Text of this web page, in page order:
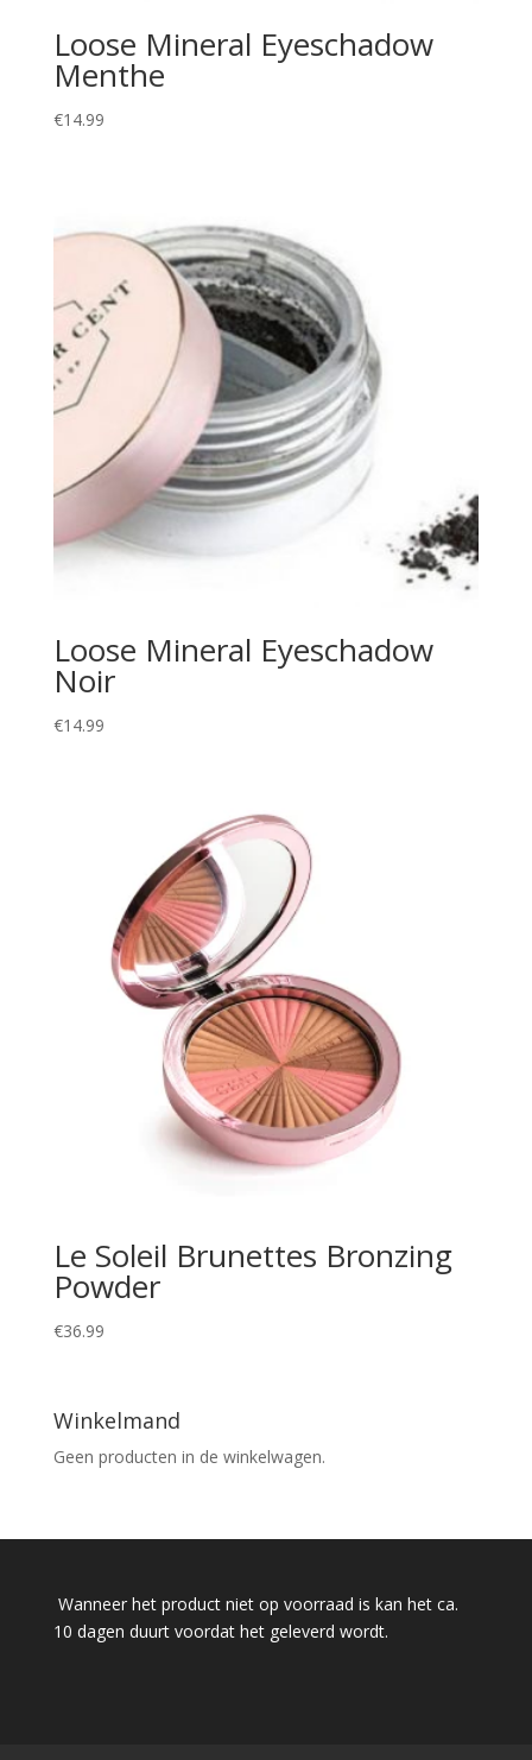
Loose Mineral Eyeschadow
Menthe
€14.99
Loose Mineral Eyeschadow
Noir
€14.99
Le Soleil Brunettes Bronzing
Powder
€36.99
Winkelmand
Geen producten in de winkelwagen.
Wanneer het product niet op voorraad is kan het ca.
10 dagen duurt voordat het geleverd wordt.